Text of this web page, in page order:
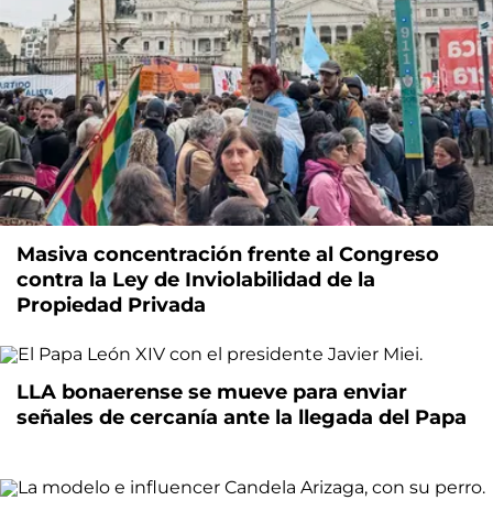
Masiva concentración frente al Congreso
contra la Ley de Inviolabilidad de la
Propiedad Privada
LLA bonaerense se mueve para enviar
señales de cercanía ante la llegada del Papa